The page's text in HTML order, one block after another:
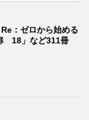
：ゼロから始める
18」など311冊